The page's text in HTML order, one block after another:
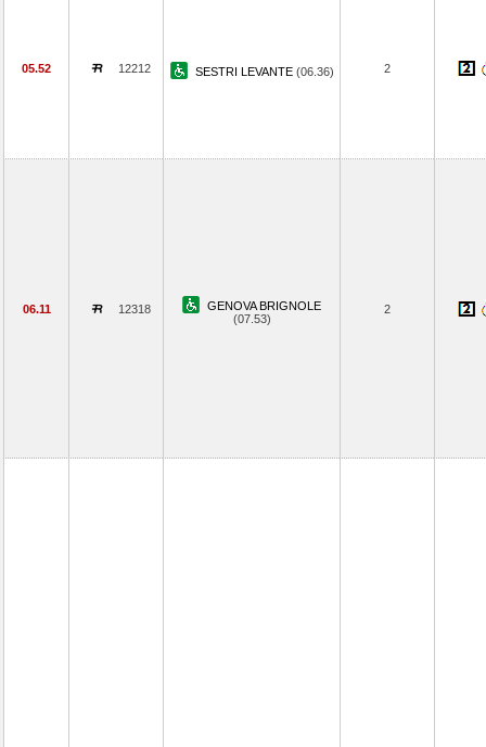
05.52 12212 SESTRI LEVANTE (06.36) 2
06.11 12318
GENOVA BRIGNOLE
(07.53)
2